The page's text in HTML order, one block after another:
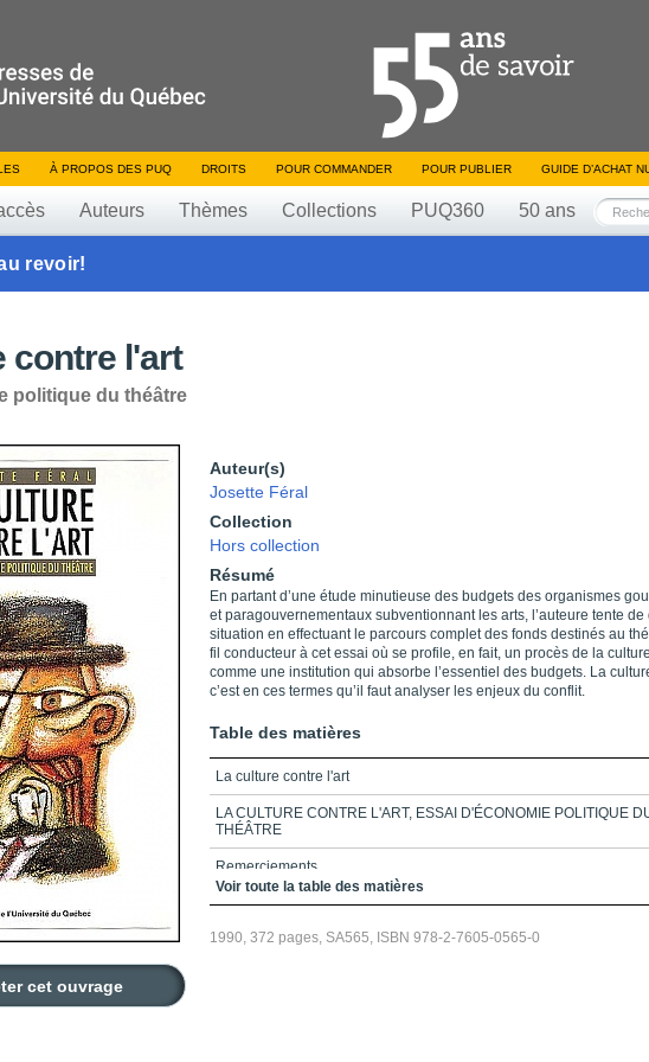
À PROPOS DES PUQ DROITS POUR COMMANDER POUR PUBLIER GUIDE D’ACHAT
Auteurs Thèmes Collections PUQ360 50 ans
revoir!
contre l'art
politique du théâtre
cet ouvrage
Auteur(s)
Josette Féral
Collection
Hors collection
Résumé
En partant d’une étude minutieuse des budgets des organismes
et paragouvernementaux subventionnant les arts, l’auteure tente
situation en effectuant le parcours complet des fonds destinés au
fil conducteur à cet essai où se profile, en fait, un procès de la
comme une institution qui absorbe l’essentiel des budgets. La
c’est en ces termes qu’il faut analyser les enjeux du conflit.
Table des matières
La culture contre l'art
LA CULTURE CONTRE L'ART, ESSAI D'ÉCONOMIE POLITIQUE
THÉÂTRE
Remerciements
Préface
Table des matières
Voir toute la table des matières
1990, 372 pages, SA565, ISBN 978-2-7605-0565-0